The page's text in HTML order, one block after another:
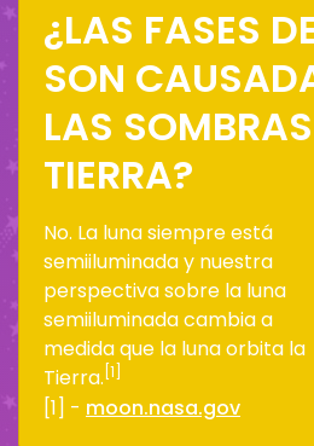
¿LAS FASES
SON
LAS
TIERRA?
No. La luna siempre está
semiiluminada y nuestra
perspectiva sobre la luna
semiiluminada cambia a
medida que la luna orbita la
Tierra. [1]
[1] - moon.nasa.gov